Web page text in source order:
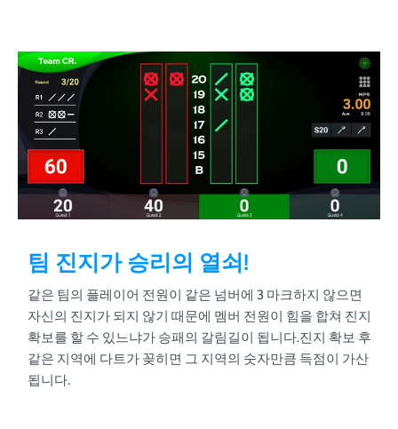
팀 진지가 승리의 열쇠!
같은 팀의 플레이어 전원이 같은 넘버에 3 마크하지 않으면
자신의 진지가 되지 않기 때문에 멤버 전원이 힘을 합쳐 진지
확보를 할 수 있느냐가 승패의 갈림길이 됩니다.진지 확보 후
같은 지역에 다트가 꽂히면 그 지역의 숫자만큼 득점이 가산
됩니다.